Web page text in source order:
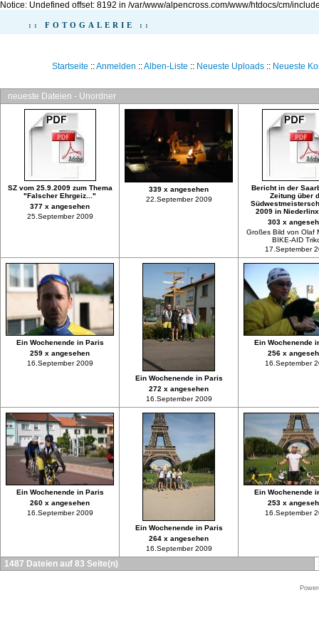
Notice: Undefined offset: 8192 in /var/www/alpencross.com/www/htdocs/cm/
:: FOTOGALERIE ::
Startseite ::Anmelden ::Alben-Liste :: Neueste Uploads:: Neueste
neueste Dateien - Unordner
SZ vom 25.9.2009 zum Thema
"Falscher Ehrgeiz..."
377 x angesehen
25.September 2009
339 x angesehen
22.September 2009
Bericht in der
Zeitung über
2009 in
303 x
Großes Bild von Olaf
BIKE-AID
17.September
Ein Wochenende in Paris
259 x angesehen
16.September 2009
Ein Wochenende in Paris
272 x angesehen
16.September 2009
Ein Wochenende
256 x
16.September
Ein Wochenende in Paris
260 x angesehen
16.September 2009
Ein Wochenende in Paris
264 x angesehen
16.September 2009
Ein Wochenende
253 x
16.September
1487 Dateien auf 83 Seite(n)